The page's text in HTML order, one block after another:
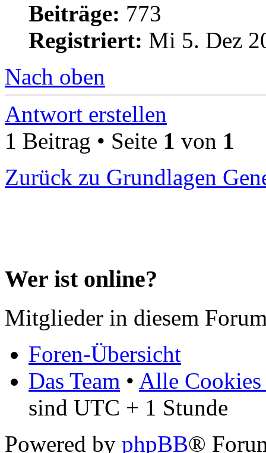
Beiträge: 773
Registriert: Mi 5. Dez
Nach oben
Antwort erstellen
1 Beitrag • Seite 1 von 1
Zurück zu Grundlagen
Wer ist online?
Mitglieder in diesem
Foren-Übersicht
Das Team • Alle Cookies
sind UTC + 1 Stunde
Powered by phpBB®